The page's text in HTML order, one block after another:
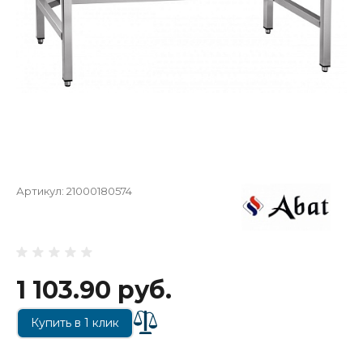
Артикул: 21000180574
1 103.90 руб.
Купить в 1 клик